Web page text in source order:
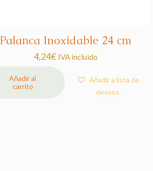
Palanca Inoxidable 24 cm
4,24€ IVA incluido
Añadir al
carrito
Añadir a lista de
deseos